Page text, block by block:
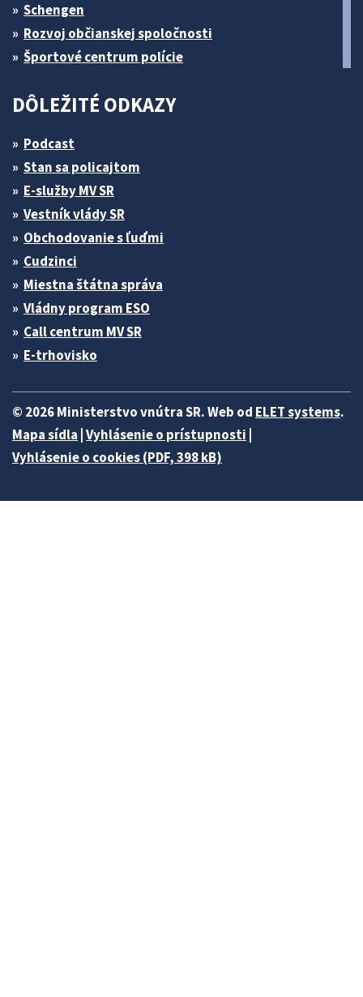
Schengen
Rozvoj občianskej spoločnosti
Športové centrum polície
DÔLEŽITÉ ODKAZY
Podcast
Stan sa policajtom
E-služby MV SR
Vestník vlády SR
Obchodovanie s ľuďmi
Cudzinci
Miestna štátna správa
Vládny program ESO
Call centrum MV SR
E-trhovisko
© 2026 Ministerstvo vnútra SR. Web od ELET systems.
Mapa sídla Vyhlásenie o prístupnosti
Vyhlásenie o cookies (PDF, 398 kB)